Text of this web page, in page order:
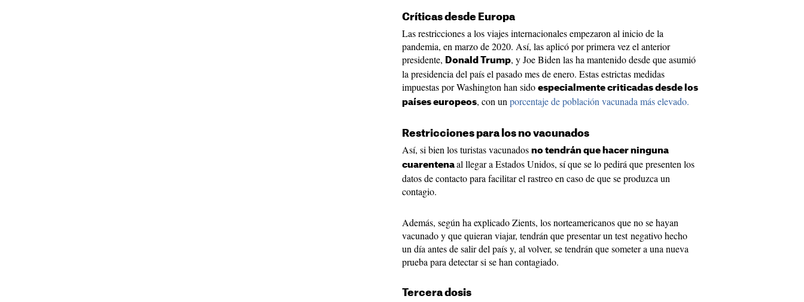
Críticas desde Europa
Las restricciones a los viajes internacionales empezaron al inicio de la
pandemia, en marzo de 2020. Así, las aplicó por primera vez el anterior
presidente, Donald Trump, y Joe Biden las ha mantenido desde que asumió
la presidencia del país el pasado mes de enero. Estas estrictas medidas
impuestas por Washington han sido especialmente criticadas desde los
países europeos, con un porcentaje de población vacunada más elevado.
Restricciones para los no vacunados
Así, si bien los turistas vacunados no tendrán que hacer ninguna
cuarentena al llegar a Estados Unidos, sí que se lo pedirá que presenten los
datos de contacto para facilitar el rastreo en caso de que se produzca un
contagio.
Además, según ha explicado Zients, los norteamericanos que no se hayan
vacunado y que quieran viajar, tendrán que presentar un test negativo hecho
un día antes de salir del país y, al volver, se tendrán que someter a una nueva
prueba para detectar si se han contagiado.
Tercera dosis